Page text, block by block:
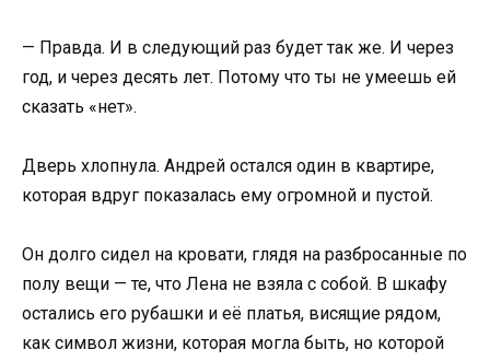
— Правда. И в следующий раз будет так же. И через
год, и через десять лет. Потому что ты не умеешь ей
сказать «нет».
Дверь хлопнула. Андрей остался один в квартире,
которая вдруг показалась ему огромной и пустой.
Он долго сидел на кровати, глядя на разбросанные по
полу вещи — те, что Лена не взяла с собой. В шкафу
остались его рубашки и её платья, висящие рядом,
как символ жизни, которая могла быть, но которой